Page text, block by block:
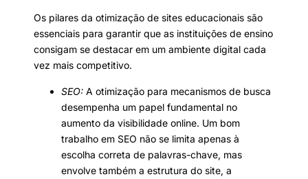
Os pilares da otimização de sites educacionais são
essenciais para garantir que as instituições de ensino
consigam se destacar em um ambiente digital cada
vez mais competitivo.
SEO: A otimização para mecanismos de busca
desempenha um papel fundamental no
aumento da visibilidade online. Um bom
trabalho em SEO não se limita apenas à
escolha correta de palavras-chave, mas
envolve também a estrutura do site, a